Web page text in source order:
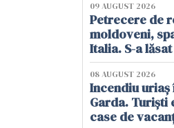
09 AUGUST 2026
Petrecere de
moldoveni,
Italia. S-a
08 AUGUST 2026
Incendiu uriaș
Garda. Turiști
case de